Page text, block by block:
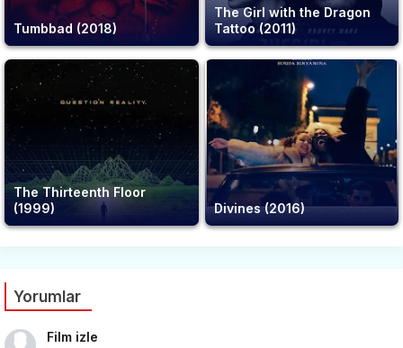
Tumbbad (2018)
The Girl with the Dragon
Tattoo (2011)
The Thirteenth Floor
(1999)
Divines (2016)
Yorumlar
Film izle